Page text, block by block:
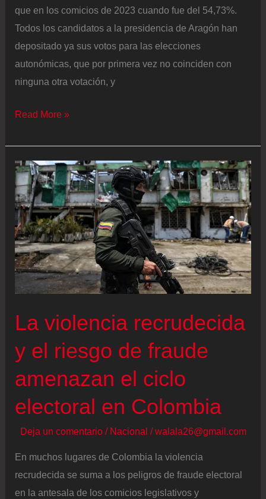
que en los comicios de 2023 cuando fue del 54,73%.
Todos los candidatos a la presidencia de Aragón han
depositado ya sus votos para las elecciones
autonómicas, que por primera vez no coinciden con
ninguna otra votación, y
Elecciones
Aragón
2026,
en
directo
|
La
participación
ronda
el
a
las
18.00,
más
un
punto
y
medio
por
Read More »
La violencia recrudecida
y el riesgo de fraude
amenazan el ciclo
electoral en Colombia
Deja un comentario / Nacional /walala26@gmail.com
En muchos lugares de Colombia la violencia
recrudecida se suma a los peligros de fraude electoral
en la antesala de los comicios legislativos y